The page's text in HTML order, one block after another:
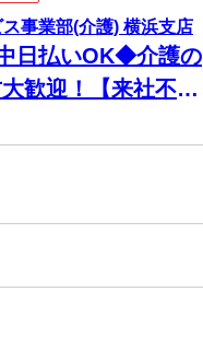
事業部(介護) 横浜支店
日払いOK◆介護の
歓迎！【来社不